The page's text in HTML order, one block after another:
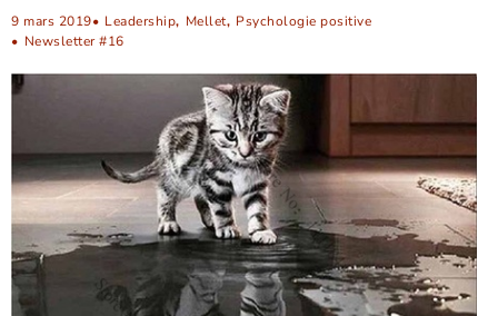
9 mars 2019• Leadership, Mellet, Psychologie positive
• Newsletter #16